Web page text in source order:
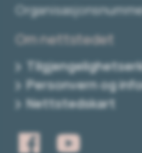
Om nettstedet
Personvern og
Nettstedskart